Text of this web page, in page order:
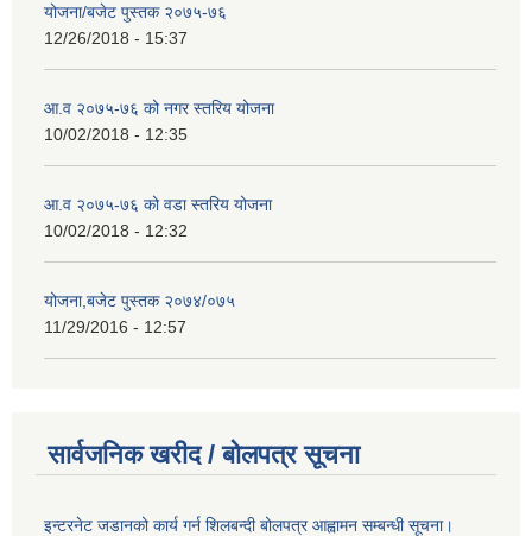
योजना/बजेट पुस्तक २०७५-७६
12/26/2018 - 15:37
आ.व २०७५-७६ को नगर स्तरिय योजना
10/02/2018 - 12:35
आ.व २०७५-७६ को वडा स्तरिय योजना
10/02/2018 - 12:32
योजना,बजेट पुस्तक २०७४/०७५
11/29/2016 - 12:57
सार्वजनिक खरीद / बोलपत्र सूचना
इन्टरनेट जडानको कार्य गर्न शिलबन्दी बोलपत्र आह्वामन सम्बन्धी सूचना।